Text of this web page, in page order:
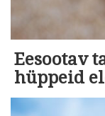
Eesootav
hüppeid